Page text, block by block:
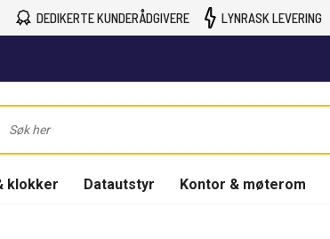
DEDIKERTE KUNDERÅDGIVERE LYNRASK LEVERING
klokker Datautstyr Kontor & møterom